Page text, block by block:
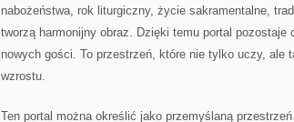
nabożeństwa, rok liturgiczny, życie sakramentalne,
tworzą harmonijny obraz. Dzięki temu portal pozostaje
nowych gości. To przestrzeń, które nie tylko uczy, ale
wzrostu.
Ten portal można określić jako przemyślaną